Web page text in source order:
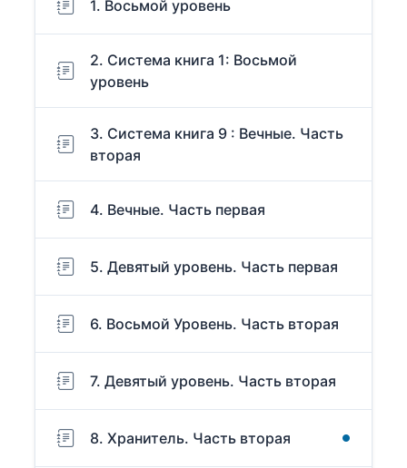
1. Восьмой уровень
2. Система книга 1: Восьмой
уровень
3. Система книга 9 : Вечные. Часть
вторая
4. Вечные. Часть первая
5. Девятый уровень. Часть первая
6. Восьмой Уровень. Часть вторая
7. Девятый уровень. Часть вторая
8. Хранитель. Часть вторая